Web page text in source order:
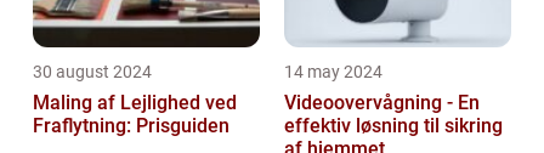
30 august 2024
Maling af Lejlighed ved
Fraflytning: Prisguiden
14 may 2024
Videoovervågning - En
effektiv løsning til sikring